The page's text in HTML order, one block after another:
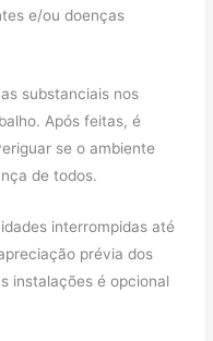
e/ou doenças
substanciais nos
Após feitas, é
se o ambiente
de todos.
interrompidas até
prévia dos
instalações é opcional